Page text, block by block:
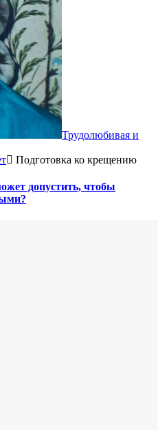
Трудолюбивая и
Подготовка ко крещению
допустить, чтобы